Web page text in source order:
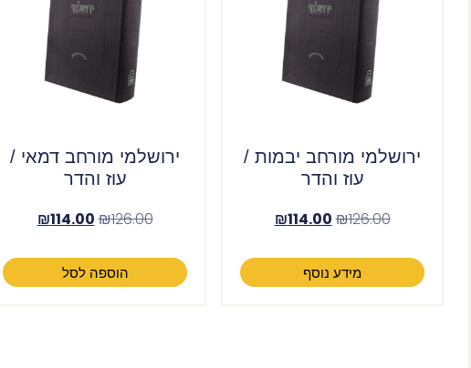
ירושלמי מורחב יבמות /
עוז והדר
₪126.00
₪114.00
מידע נוסף
ירושלמי מורחב דמאי /
עוז והדר
₪126.00
₪114.00
הוספה לסל